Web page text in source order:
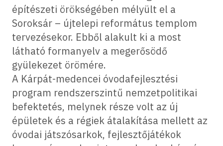
építészeti örökségében mélyült el a
Soroksár – újtelepi református templom
tervezésekor. Ebből alakult ki a most
látható formanyelv a megerősödő
gyülekezet örömére.
A Kárpát-medencei óvodafejlesztési
program rendszerszintű nemzetpolitikai
befektetés, melynek része volt az új
épületek és a régiek átalakítása mellett az
óvodai játszósarkok, fejlesztőjátékok